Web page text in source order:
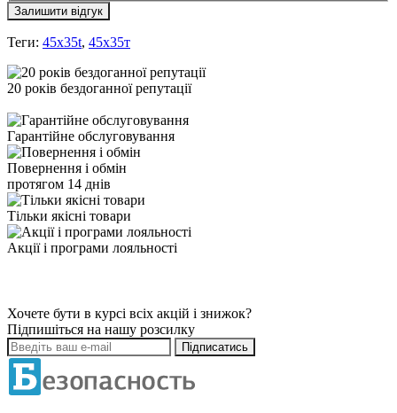
Залишити відгук
Теги: 45x35t, 45х35т
20 років бездоганної репутації
Гарантійне обслуговування
Повернення і обмін
протягом 14 днів
Тільки якісні товари
Акції і програми лояльності
Хочете бути в курсі всіх акцій і знижок?
Підпишіться на нашу розсилку
Підписатись